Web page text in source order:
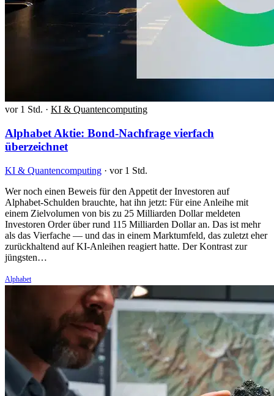
vor 1 Std. · KI & Quantencomputing
Alphabet Aktie: Bond-Nachfrage vierfach
überzeichnet
KI & Quantencomputing · vor 1 Std.
Wer noch einen Beweis für den Appetit der Investoren auf
Alphabet-Schulden brauchte, hat ihn jetzt: Für eine Anleihe mit
einem Zielvolumen von bis zu 25 Milliarden Dollar meldeten
Investoren Order über rund 115 Milliarden Dollar an. Das ist mehr
als das Vierfache — und das in einem Marktumfeld, das zuletzt eher
zurückhaltend auf KI-Anleihen reagiert hatte. Der Kontrast zur
jüngsten…
Alphabet